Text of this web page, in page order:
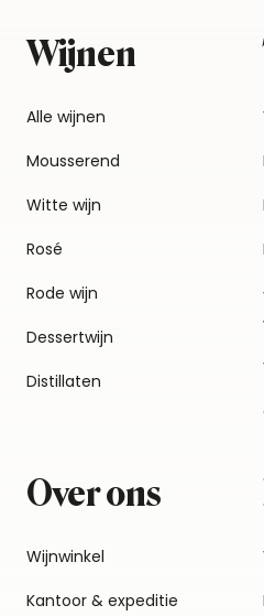
Wijnen
Alle wijnen
Mousserend
Witte wijn
Rosé
Rode wijn
Dessertwijn
Distillaten
Over ons
Wijnwinkel
Kantoor & expeditie